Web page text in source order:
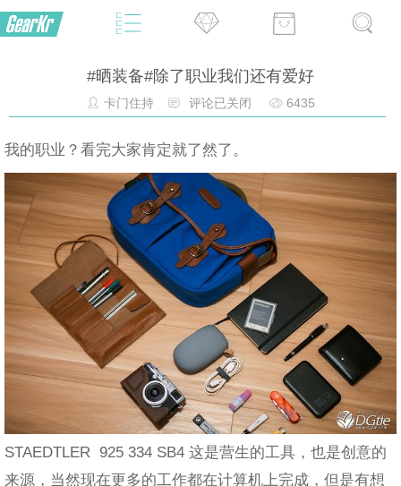
#晒装备#除了职业我们还有爱好
卡门住持 评论已关闭 6435
我的职业？看完大家肯定就了然了。
STAEDTLER 925 334 SB4 这是营生的工具，也是创意的
来源，当然现在更多的工作都在计算机上完成，但是有想